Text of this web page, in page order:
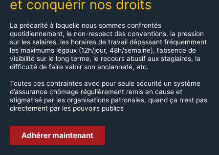
et conquérir nos droits
La précarité à laquelle nous sommes confrontés
quotidiennement, le non-respect des conventions, la pression
sur les salaires, les horaires de travail dépassant fréquemment
les maximums légaux (12h/jour, 48h/semaine), l’absence de
visibilité sur le long terme, le recours abusif aux stagiaires, la
difficulté de faire valoir son ancienneté, etc.
Toutes ces contraintes avec pour seule sécurité un système
d’assurance chômage régulièrement remis en cause et
stigmatisé par les organisations patronales, quand ça n’est pas
directement par les pouvoirs publics
Adhérer maintenant